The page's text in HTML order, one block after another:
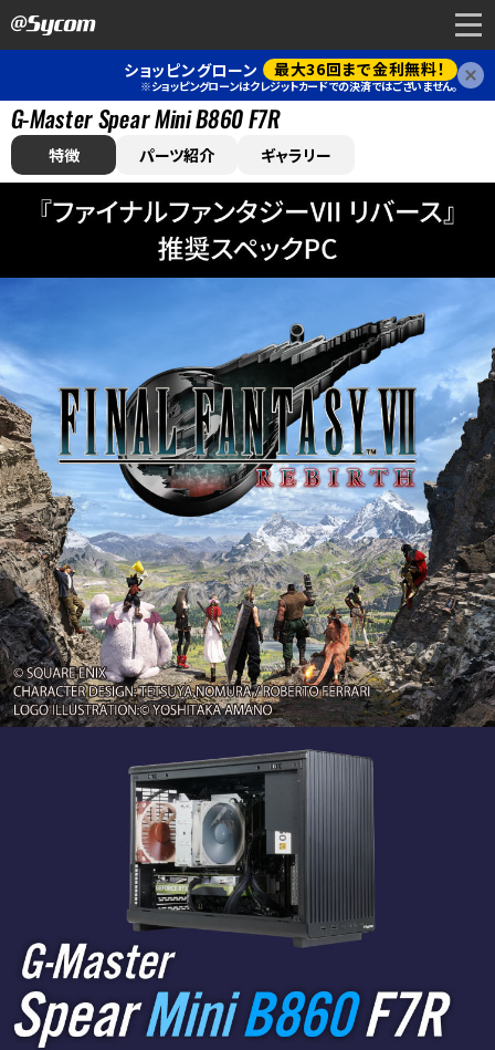
ショッピングローン 最大36回まで金利無料！
※ショッピングローンはクレジットカードでの決済ではございません。
G-Master Spear Mini B860 F7R
特徴 パーツ紹介 ギャラリー